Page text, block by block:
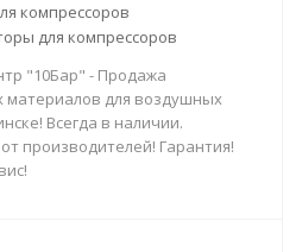
компрессоров
для компрессоров
"10Бар" - Продажа
материалов для воздушных
Всегда в наличии.
производителей! Гарантия!